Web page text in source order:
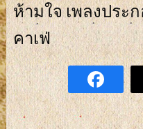
ห้ามใจ เพลงประ
คาเฟ่